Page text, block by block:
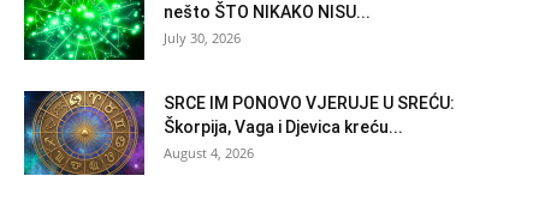
nešto ŠTO NIKAKO NISU...
July 30, 2026
SRCE IM PONOVO VJERUJE U SREĆU:
Škorpija, Vaga i Djevica kreću...
August 4, 2026